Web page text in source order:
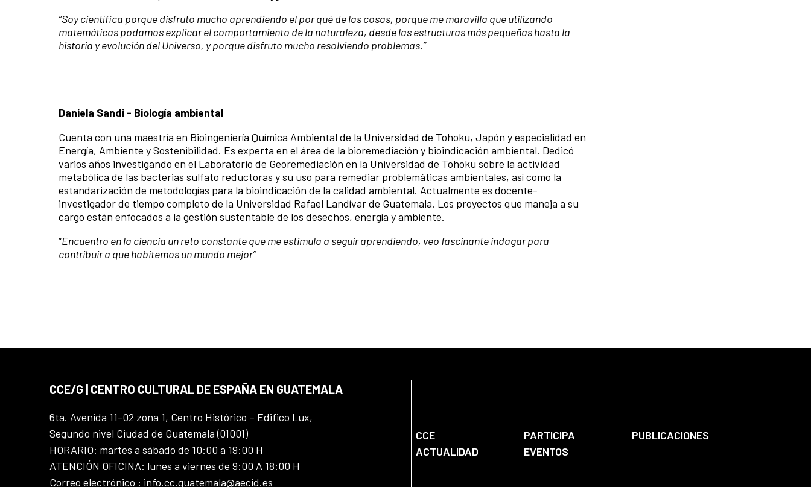
“Soy científica porque disfruto mucho aprendiendo el por qué de las cosas, porque me maravilla que utilizando
matemáticas podamos explicar elcomportamiento de la naturaleza, desde las estructuras más pequeñas hasta la
historia y evolución del Universo, y porque disfruto mucho resolviendo problemas.”
Daniela Sandi - Biología ambiental
Cuenta con una maestría en Bioingeniería Química Ambiental de la Universidad de Tohoku, Japón y especialidad en
Energía, Ambiente y Sostenibilidad. Es experta en el área de la bioremediación y bioindicación ambiental. Dedicó
varios años investigando en el Laboratorio de Georemediación en la Universidad de Tohoku sobre la actividad
metabólica de las bacterias sulfato reductoras y su uso para remediar problemáticas ambientales, así como la
estandarización de metodologías para la bioindicación de la calidad ambiental. Actualmente es docente-
investigador de tiempo completo de la Universidad Rafael Landívar de Guatemala. Los proyectos que maneja a su
cargo están enfocados a la gestión sustentable de los desechos, energía y ambiente.
“Encuentro en la ciencia un reto constante que me estimula a seguir aprendiendo, veo fascinante indagar para
contribuir a que habitemos un mundo mejor”
CCE/G | CENTRO CULTURAL DE ESPAÑA EN GUATEMALA
6ta. Avenida 11-02 zona 1, Centro Histórico – Edifico Lux,
Segundo nivel Ciudad de Guatemala (01001)
HORARIO: martes a sábado de 10:00 a 19:00 H
ATENCIÓN OFICINA: lunes a viernes de 9:00 A 18:00 H
Correo electrónico : info.cc.guatemala@aecid.es
CCE PARTICIPA
PUBLICACIONES
ACTUALIDAD
EVENTOS